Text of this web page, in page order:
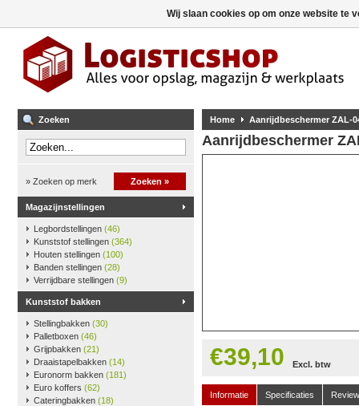
Zoeken
» Zoeken op merk Zoeken »
Magazijnstellingen
Legbordstellingen (46)
Kunststof stellingen (364)
Houten stellingen (100)
Banden stellingen (28)
Verrijdbare stellingen (9)
Kunststof bakken
Stellingbakken (30)
Palletboxen (46)
Grijpbakken (21)
Draaistapelbakken (14)
Euronorm bakken (181)
Euro koffers (62)
Cateringbakken (18)
Home Aanrijdbeschermer ZAL-
Aanrijdbeschermer
€39,10 Excl. btw
Informatie Specificaties
Wij slaan cookies op om onze website te